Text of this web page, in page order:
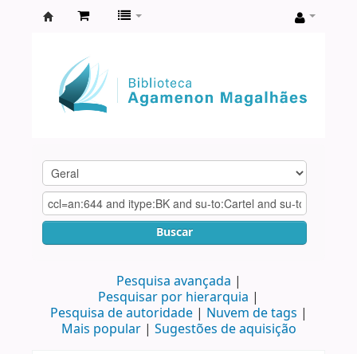
Agamenon
Magalhães
Buscar
Pesquisa avançada
Pesquisar por hierarquia
Pesquisa de autoridade
Nuvem de tags
Mais popular
Sugestões de aquisição